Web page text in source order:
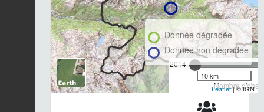
2014
Nombre
Donnée dégradée
Donnée non dégradée
10 km
Leaflet| © IGN